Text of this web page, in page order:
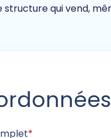
qui vend,
*